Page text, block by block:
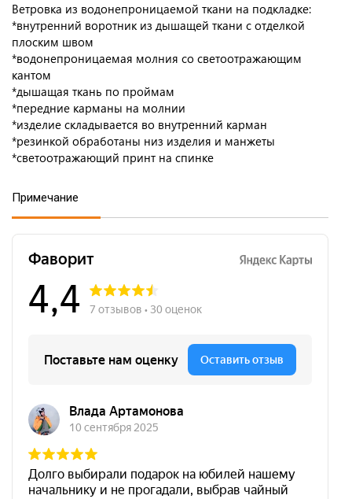
Ветровка из водонепроницаемой ткани на подкладке:
*внутренний воротник из дышащей ткани с отделкой
плоским швом
*водонепроницаемая молния со светоотражающим
кантом
*дышащая ткань по проймам
*передние карманы на молнии
*изделие складывается во внутренний карман
*резинкой обработаны низ изделия и манжеты
*светоотражающий принт на спинке
Примечание